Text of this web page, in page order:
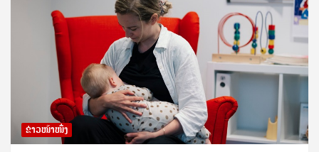
ຂ່າວໜ້າໜຶ່ງ